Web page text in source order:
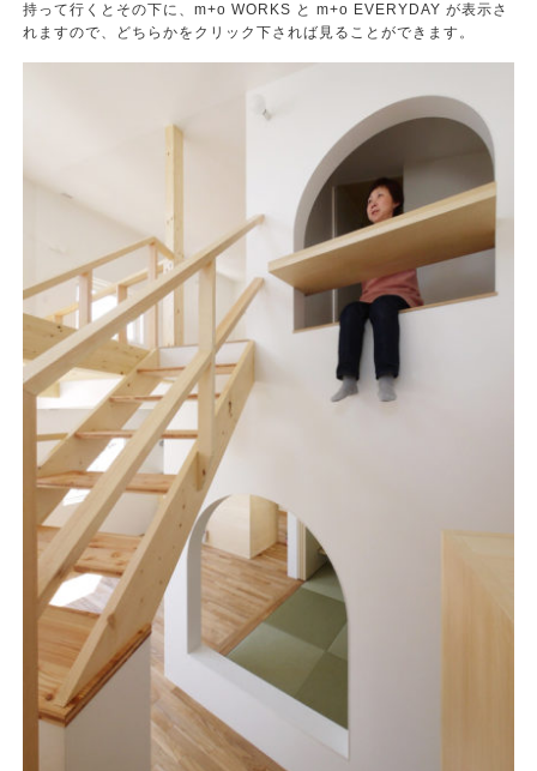
持って行くとその下に、m+o WORKS と m+o EVERYDAY が表示さ
れますので、どちらかをクリック下されば見ることができます。